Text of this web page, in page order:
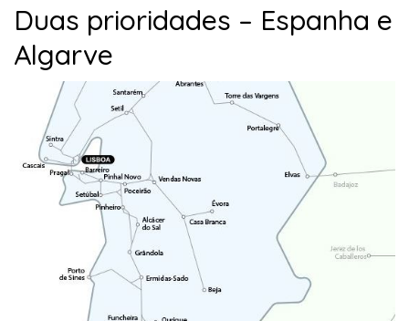
Duas prioridades – Espanha e
Algarve